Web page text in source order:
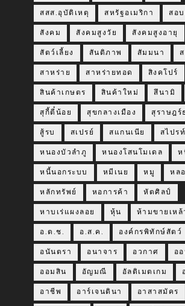
สสส.อุบัติเหตุ สหรัฐอเมริกา สอ
สังคม สังคมสูงวัย สังคมสูงอายุ
สัตว์เลี้ยง สันติภาพ สัมมนา
สาหร่าย สาหร่ายทอด สิงคโปร์
สินค้าเกษตร สินค้าใหม่ สึนามิ
สุกี้ตี๋น้อย สุขกลางเมือง สุราษฎร์
สู้รบ สเปรย์ สแกนเนีย สไปรท์
หนองบัวลำภู หนองโสนโมเดล ห
หนี้นอกระบบ หมีเนย หมู หล
หลักทรัพย์ หอการค้า หัตศิลป์
หาบเร่แผงลอย หุ้น ห้ามขายเหล้
อ.ต.ช. อ.ส.ค. องค์กรพิทักษ์สัตว์
อนันตรา อนาจาร อวกาศ อ
ออมสิน อัญมณี อัลติเมตเกม
อาชีพ อาร์เจนตินา อาสาสมัคร